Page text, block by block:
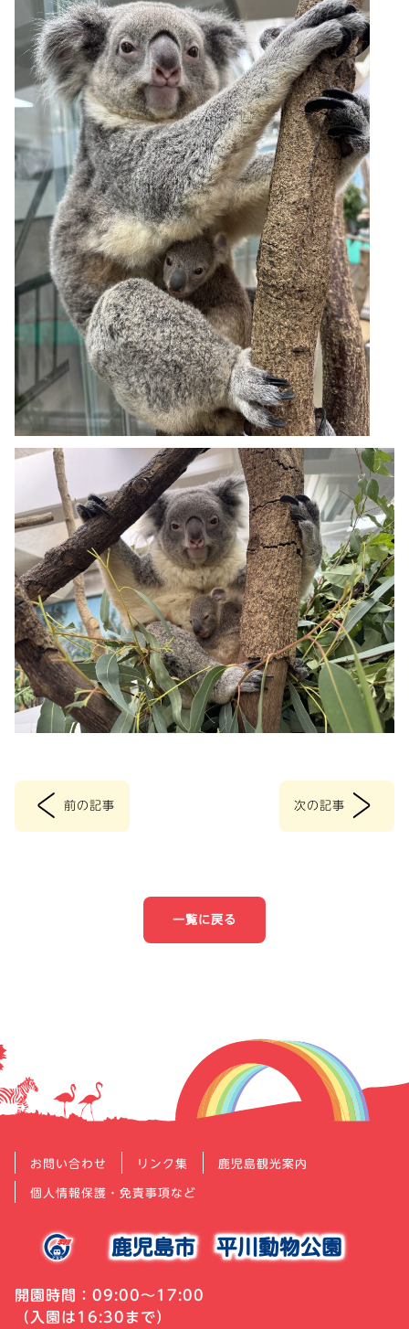
< 前の記事 次の記事 >
一覧に戻る
お問い合わせ リンク集 鹿児島観光案内
個人情報保護・免責事項など
鹿児島市平川動物公園
開園時間：09:00～17:00
（入園は16:30まで）